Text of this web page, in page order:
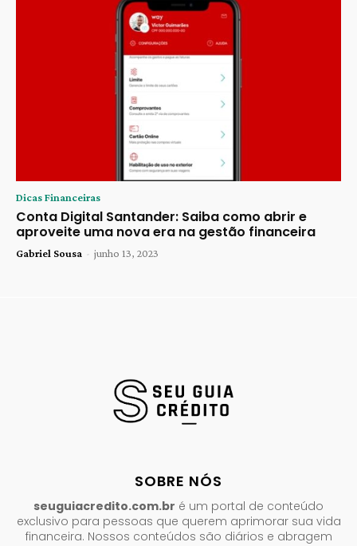
Dicas Financeiras
Conta Digital Santander: Saiba como abrir e
aproveite uma nova era na gestão financeira
Gabriel Sousa - junho 13, 2023
SOBRE NÓS
seuguiacredito.com.br é um portal de conteúdo
exclusivo para pessoas que querem aprimorar sua vida
financeira. Nossos conteúdos são diários e abragem